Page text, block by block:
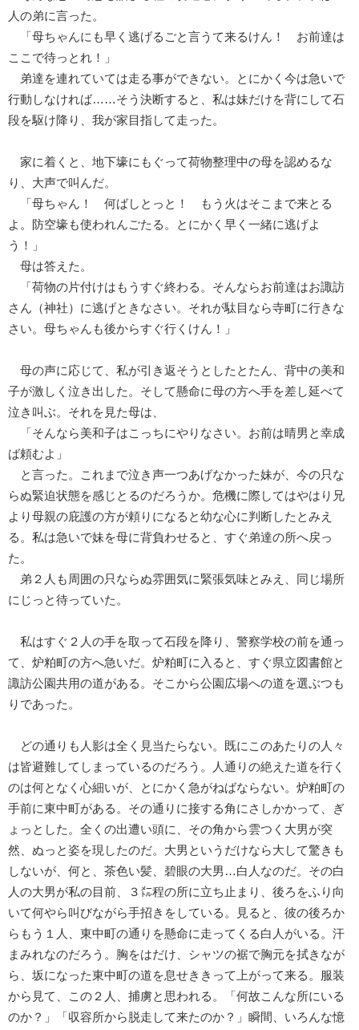
人の弟に言った。
「母ちゃんにも早く逃げるごと言うて来るけん！ お前達は
ここで待っとれ！」
弟達を連れていては走る事ができない。とにかく今は急いで
行動しなければ……そう決断すると、私は妹だけを背にして石
段を駆け降り、我が家目指して走った。
家に着くと、地下壕にもぐって荷物整理中の母を認めるな
り、大声で叫んだ。
「母ちゃん！ 何ばしとっと！ もう火はそこまで来とる
よ。防空壕も使われんごたる。とにかく早く一緒に逃げよ
う！」
母は答えた。
「荷物の片付けはもうすぐ終わる。そんならお前達はお諏訪
さん（神社）に逃げときなさい。それが駄目なら寺町に行きな
さい。母ちゃんも後からすぐ行くけん！」
母の声に応じて、私が引き返そうとしたとたん、背中の美和
子が激しく泣き出した。そして懸命に母の方へ手を差し延べて
泣き叫ぶ。それを見た母は、
「そんなら美和子はこっちにやりなさい。お前は晴男と幸成
ば頼むよ」
と言った。これまで泣き声一つあげなかった妹が、今の只な
らぬ緊迫状態を感じとるのだろうか。危機に際してはやはり兄
より母親の庇護の方が頼りになると幼な心に判断したとみえ
る。私は急いで妹を母に背負わせると、すぐ弟達の所へ戻っ
た。
弟２人も周囲の只ならぬ雰囲気に緊張気味とみえ、同じ場所
にじっと待っていた。
私はすぐ２人の手を取って石段を降り、警察学校の前を通っ
て、炉粕町の方へ急いだ。炉粕町に入ると、すぐ県立図書館と
諏訪公園共用の道がある。そこから公園広場への道を選ぶつも
りであった。
どの通りも人影は全く見当たらない。既にこのあたりの人々
は皆避難してしまっているのだろう。人通りの絶えた道を行く
のは何となく心細いが、とにかく急がねばならない。炉粕町の
手前に東中町がある。その通りに接する角にさしかかって、ぎ
ょっとした。全くの出遭い頭に、その角から雲つく大男が突
然、ぬっと姿を現したのだ。大男というだけなら大して驚きも
しないが、何と、茶色い髪、碧眼の大男…白人なのだ。その白
人の大男が私の目前、３㍍程の所に立ち止まり、後ろをふり向
いて何やら叫びながら手招きをしている。見ると、彼の後ろか
らもう１人、東中町の通りを懸命に走ってくる白人がいる。汗
まみれなのだろう。胸をはだけ、シャツの裾で胸元を拭きなが
ら、坂になった東中町の道を息せききって上がって来る。服装
から見て、この２人、捕虜と思われる。「何故こんな所にいる
のか？」「収容所から脱走して来たのか？」瞬間、いろんな憶